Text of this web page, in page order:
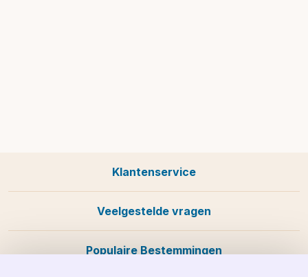
Klantenservice
Veelgestelde vragen
Populaire Bestemmingen